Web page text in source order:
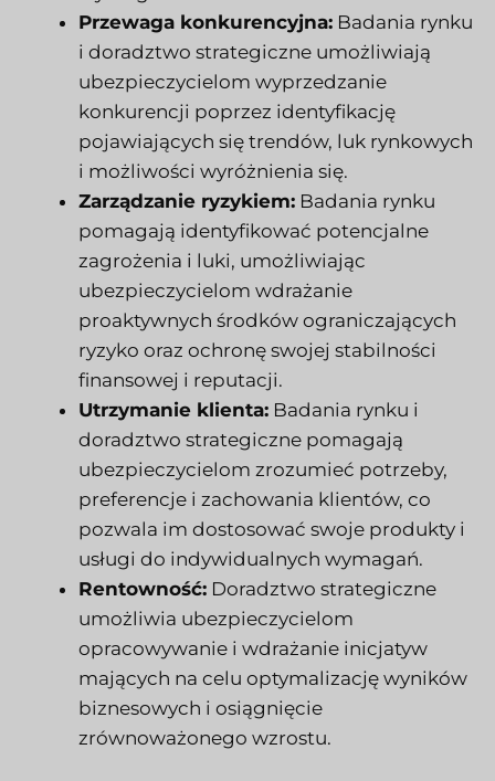
Przewaga konkurencyjna: Badania rynku
i doradztwo strategiczne umożliwiają
ubezpieczycielom wyprzedzanie
konkurencji poprzez identyfikację
pojawiających się trendów, luk rynkowych
i możliwości wyróżnienia się.
Zarządzanie ryzykiem: Badania rynku
pomagają identyfikować potencjalne
zagrożenia i luki, umożliwiając
ubezpieczycielom wdrażanie
proaktywnych środków ograniczających
ryzyko oraz ochronę swojej stabilności
finansowej i reputacji.
Utrzymanie klienta: Badania rynku i
doradztwo strategiczne pomagają
ubezpieczycielom zrozumieć potrzeby,
preferencje i zachowania klientów, co
pozwala im dostosować swoje produkty i
usługi do indywidualnych wymagań.
Rentowność: Doradztwo strategiczne
umożliwia ubezpieczycielom
opracowywanie i wdrażanie inicjatyw
mających na celu optymalizację wyników
biznesowych i osiągnięcie
zrównoważonego wzrostu.